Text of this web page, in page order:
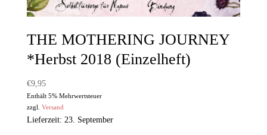
THE MOTHERING JOURNEY
*Herbst 2018 (Einzelheft)
€9,95
Enthält 5% Mehrwertsteuer
zzgl. Versand
Lieferzeit: 23. September